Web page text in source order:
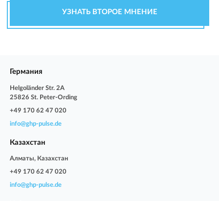
УЗНАТЬ ВТОРОЕ МНЕНИЕ
Германия
Helgoländer Str. 2A
25826 St. Peter-Ording
+49 170 62 47 020
info@ghp-pulse.de
Казахстан
Алматы, Казахстан
+49 170 62 47 020
info@ghp-pulse.de